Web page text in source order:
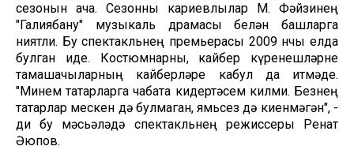
сезонын ача. Сезонны кариевлылар М. Фәйзинең
"Галиябану" музыкаль драмасы белән башларга
ниятли. Бу спектакльнең премьерасы 2009 нчы елда
булган иде. Костюмнарны, кайбер күренешләрне
тамашачыларның кайберләре кабул да итмәде.
"Минем татарларга чабата кидертәсем килми. Безнең
татарлар мескен дә булмаган, ямьсез дә киенмәгән", -
ди бу мәсьәләдә спектакльнең режиссеры Ренат
Әюпов.